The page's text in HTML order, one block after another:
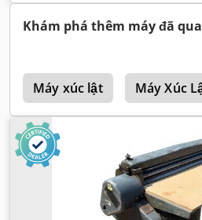
động:9.139 h, Thiết bị:điều hòa
Khám phá thêm máy đã
Máy xúc lật Máy Xúc